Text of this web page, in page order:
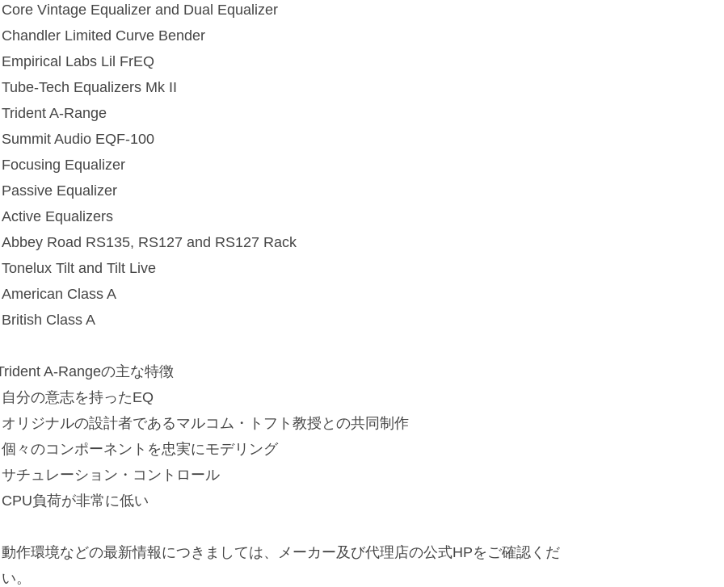
Vintage Equalizer and Dual Equalizer
Limited Curve Bender
Labs Lil FrEQ
Tech Equalizers Mk II
A-Range
Audio EQF-100
Equalizer
Equalizer
Equalizers
Road RS135, RS127 and RS127 Rack
Tilt and Tilt Live
Class A
Class A
A-Rangeの主な特徴
分の意志を持ったEQ
リジナルの設計者であるマルコム・トフト教授との共同制作
々のコンポーネントを忠実にモデリング
チュレーション・コントロール
負荷が非常に低い
作環境などの最新情報につきましては、メーカー及び代理店の公式HPをご確認くだ
。